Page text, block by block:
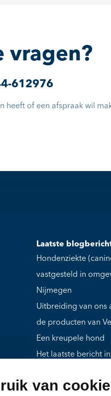
van
vragen?
612976
heeft of een afspraak wil
Laatste
Hondenziekte
vastgesteld in
Nijmegen
Uitbreiding van ons
de producten van
Een kreupele hond
Het laatste bericht
Mies, een ouder